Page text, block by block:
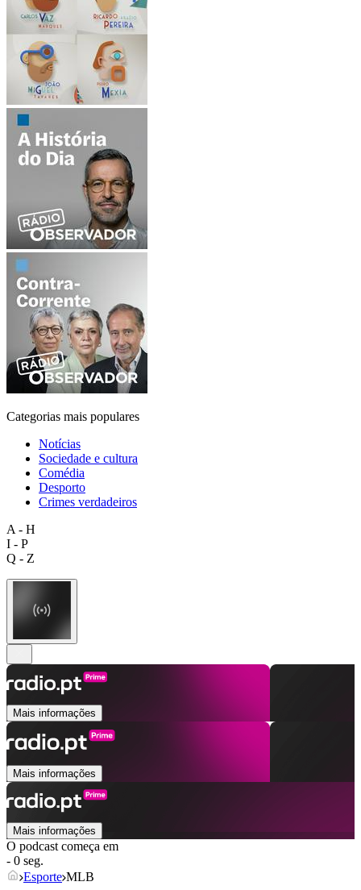
Categorias mais populares
Notícias
Sociedade e cultura
Comédia
Desporto
Crimes verdadeiros
A - H
I - P
Q - Z
Mais informações
Mais informações
Mais informações
O podcast começa em
- 0 seg.
Esporte MLB